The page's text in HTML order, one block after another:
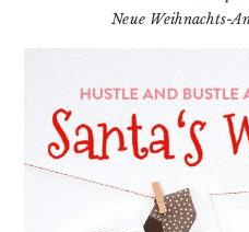
Neue Weihnachts-